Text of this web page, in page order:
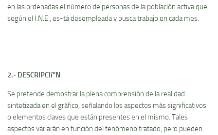
en las ordenadas el número de personas de la población activa que,
según el I.N.E., es-tá desempleada y busca trabajo en cada mes.
2.- DESCRIPCIí“N
Se pretende demostrar la plena comprensión de la realidad
sintetizada en el gráfico, señalando los aspectos más significativos
o elementos claves que están presentes en el mismo. Tales
aspectos variarán en función del fenómeno tratado, pero pueden